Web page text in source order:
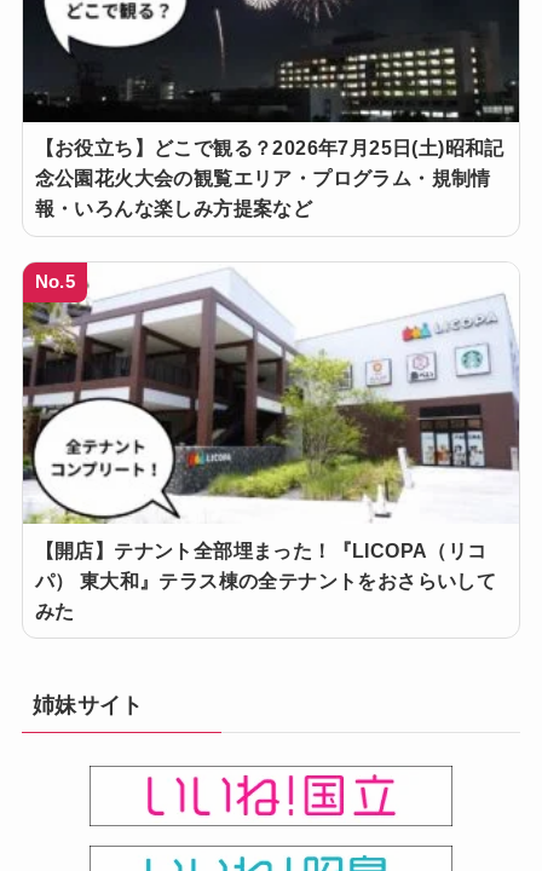
【お役立ち】どこで観る？2026年7月25日(土)昭和記
念公園花火大会の観覧エリア・プログラム・規制情
報・いろんな楽しみ方提案など
No.5
【開店】テナント全部埋まった！『LICOPA（リコ
パ） 東大和』テラス棟の全テナントをおさらいして
みた
姉妹サイト